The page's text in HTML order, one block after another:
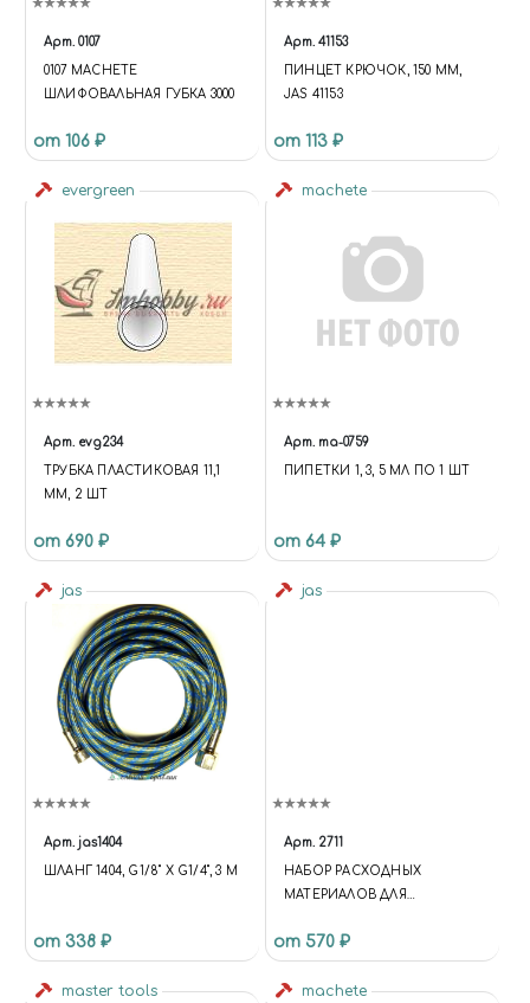
Арт. 0107
0107 MACHETE
ШЛИФОВАЛЬНАЯ ГУБКА 3000
от 106 ₽
Арт. 41153
ПИНЦЕТ КРЮЧОК, 150 ММ,
JAS 41153
от 113 ₽
evergreen
Арт. evg234
ТРУБКА ПЛАСТИКОВАЯ 11,1
ММ, 2 ШТ
от 690 ₽
machete
Арт. ma-0759
ПИПЕТКИ 1, 3, 5 МЛ ПО 1 ШТ
от 64 ₽
jas
Арт. jas1404
ШЛАНГ 1404, G1/8" Х G1/4", 3 М
от 338 ₽
jas
Арт. 2711
НАБОР РАСХОДНЫХ
МАТЕРИАЛОВ ДЛЯ
JAS 2711
от 570 ₽
master tools machete